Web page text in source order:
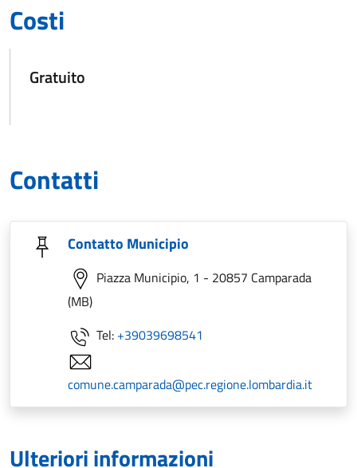
Costi
Gratuito
Contatti
Contatto Municipio
Piazza Municipio, 1 - 20857 Camparada
(MB)
Tel: +39039698541
comune.camparada@pec.regione.lombardia.it
Ulteriori informazioni